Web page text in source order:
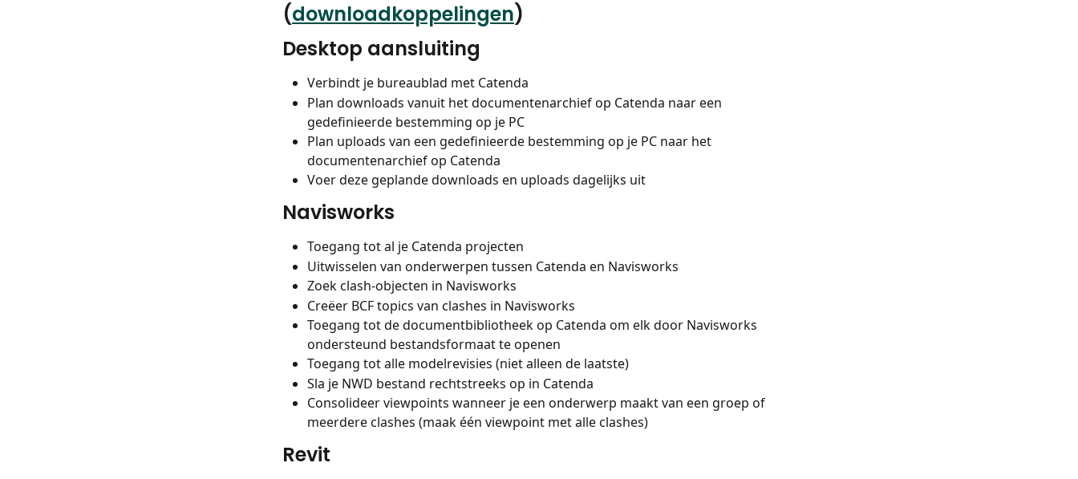
(downloadkoppelingen)
Desktop aansluiting
Verbindt je bureaublad met Catenda
Plan downloads vanuit het documentenarchief op Catenda naar een
gedefinieerde bestemming op je PC
Plan uploads van een gedefinieerde bestemming op je PC naar het
documentenarchief op Catenda
Voer deze geplande downloads en uploads dagelijks uit
Navisworks
Toegang tot al je Catenda projecten
Uitwisselen van onderwerpen tussen Catenda en Navisworks
Zoek clash-objecten in Navisworks
Creëer BCF topics van clashes in Navisworks
Toegang tot de documentbibliotheek op Catenda om elk door Navisworks
ondersteund bestandsformaat te openen
Toegang tot alle modelrevisies (niet alleen de laatste)
Sla je NWD bestand rechtstreeks op in Catenda
Consolideer viewpoints wanneer je een onderwerp maakt van een groep of
meerdere clashes (maak één viewpoint met alle clashes)
Revit